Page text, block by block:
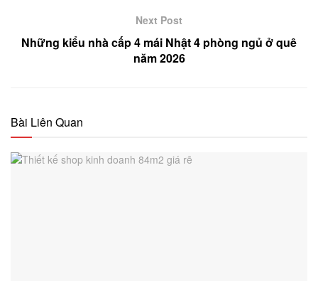
Next Post
Những kiểu nhà cấp 4 mái Nhật 4 phòng ngủ ở quê
năm 2026
Bài Liên Quan